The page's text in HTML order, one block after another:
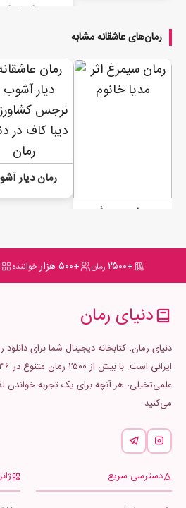
رمان تینار
رمان‌های عاشقانه مشابه
رمان سیمرغ
رمان دیار
+۲۵۰۰ رمان +۵۰۰ هزار خواننده
دنیای رمان
دنیای رمان، کتابخانه دیجیتال شما برای
علمی‌تخیلی، هر آنچه برای یک تجربه خواندن
می‌کنید.
دسترسی سریع